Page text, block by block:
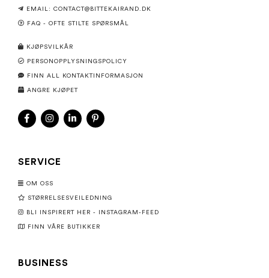
EMAIL: CONTACT@BITTEKAIRAND.DK
FAQ - OFTE STILTE SPØRSMÅL
KJØPSVILKÅR
PERSONOPPLYSNINGSPOLICY
FINN ALL KONTAKTINFORMASJON
ANGRE KJØPET
SERVICE
OM OSS
STØRRELSESVEILEDNING
BLI INSPIRERT HER - INSTAGRAM-FEED
FINN VÅRE BUTIKKER
BUSINESS